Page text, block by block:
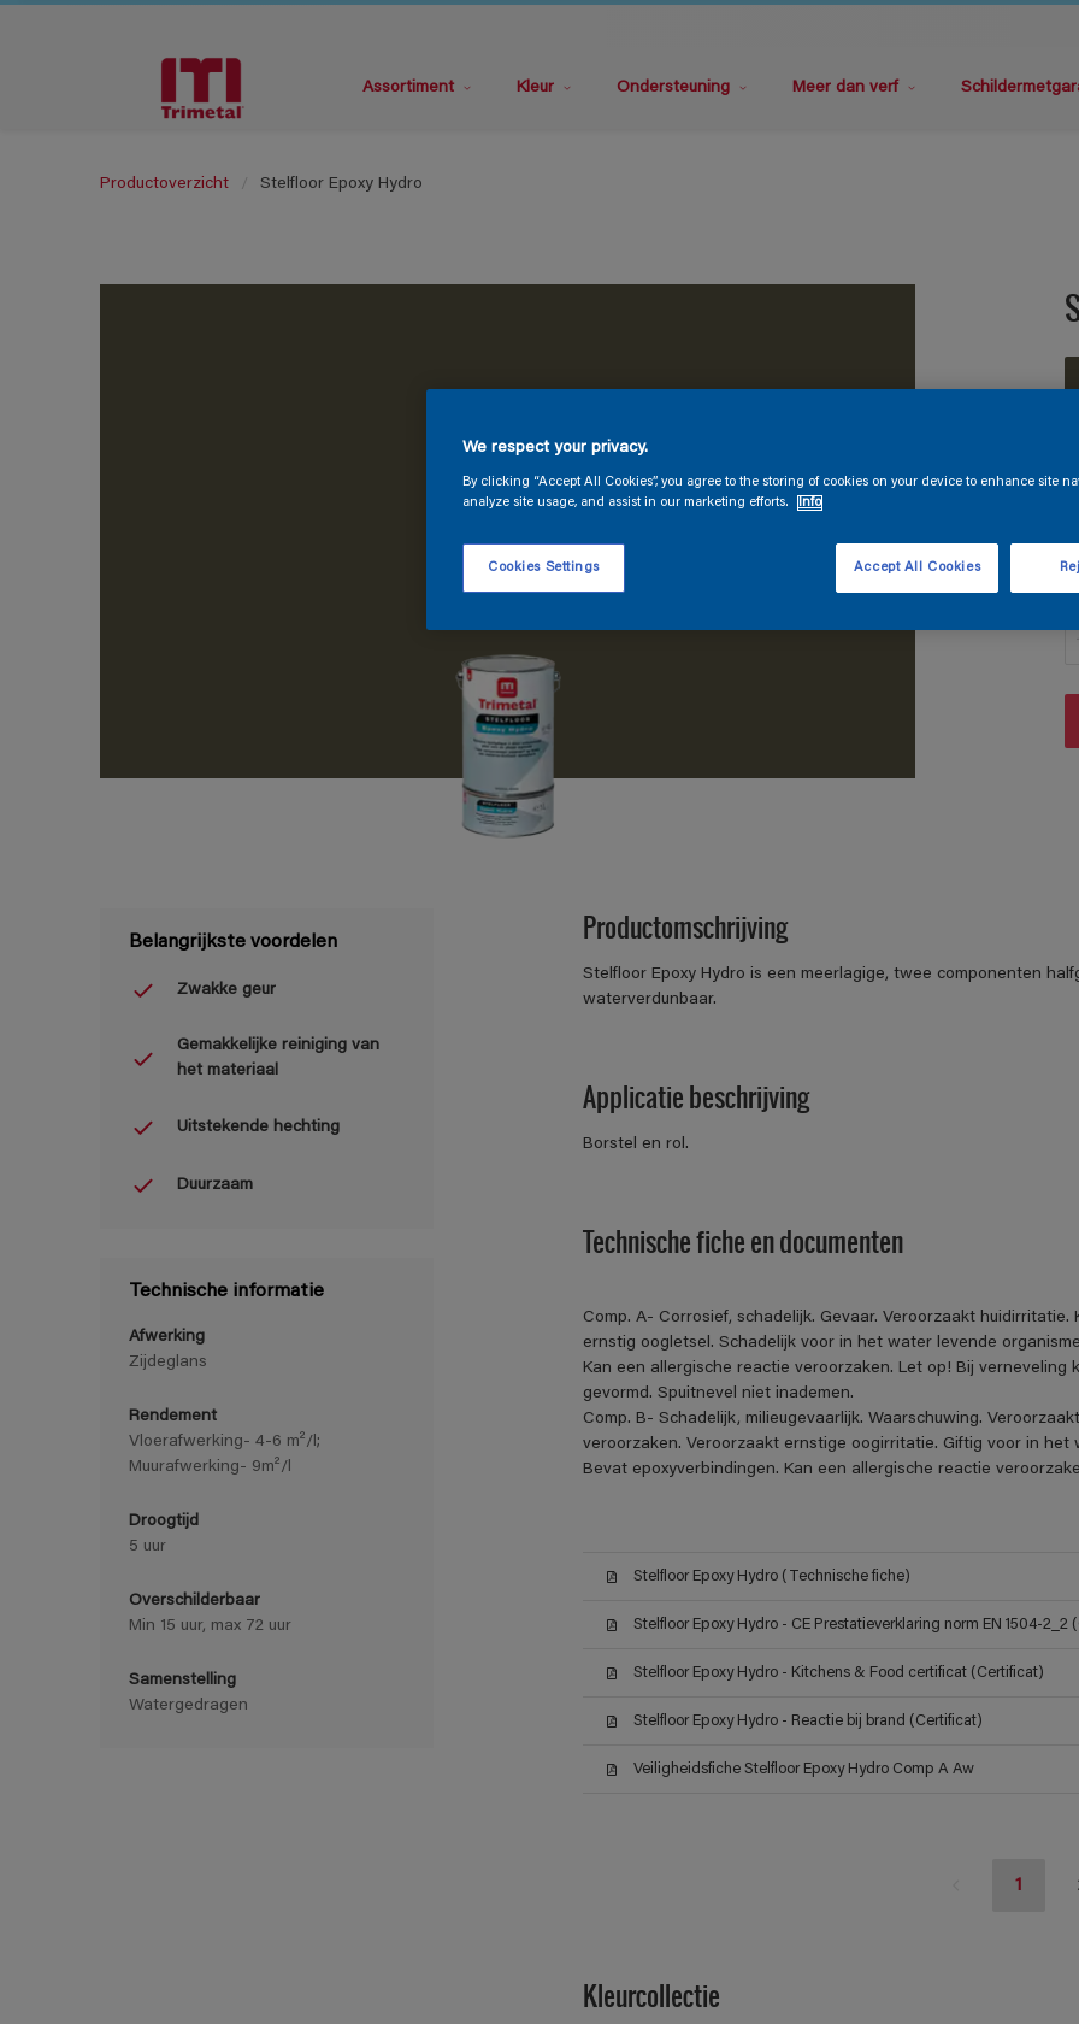
Assortiment Kleur Ondersteuning Meer dan verf
Productoverzicht Stelfloor Epoxy Hydro
Belangrijkste voordelen
Zwakke geur
Gemakkelijke reiniging van
het materiaal
Uitstekende hechting
Duurzaam
Technische informatie
Afwerking
Zijdeglans
Rendement
Vloerafwerking- 4-6 m²/l;
Muurafwerking- 9m²/l
Droogtijd
5 uur
Overschilderbaar
Min 15 uur, max 72 uur
Samenstelling
Watergedragen
Productomschrijving
Stelfloor Epoxy Hydro is een meerlagige, twee componenten
waterverdunbaar.
Applicatie beschrijving
Borstel en rol.
Technische fiche en documenten
Comp. A- Corrosief, schadelijk. Gevaar. Veroorzaakt
ernstig oogletsel. Schadelijk voor in het water levende
Kan een allergische reactie veroorzaken. Let op! Bij
gevormd. Spuitnevel niet inademen.
Comp. B- Schadelijk, milieugevaarlijk. Waarschuwing.
veroorzaken. Veroorzaakt ernstige oogirritatie. Giftig voor in het
Bevat epoxyverbindingen. Kan een allergische reactie
Stelfloor Epoxy Hydro (Technische fiche)
Stelfloor Epoxy Hydro - CE Prestatieverklaring norm EN 1504-2_2
Stelfloor Epoxy Hydro - Kitchens & Food certificat (Certificat)
Stelfloor Epoxy Hydro - Reactie bij brand (Certificat)
Veiligheidsfiche Stelfloor Epoxy Hydro Comp A Aw
1
Kleurcollectie
We respect your privacy.
By clicking “Accept All Cookies”, you agree to the storing of cookies on your device to enhance site
analyze site usage, and assist in our marketing efforts.
Info
Cookies Settings Accept All Cookies